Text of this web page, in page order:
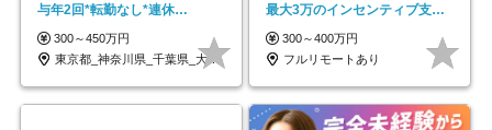
与年2回*転勤なし*連休
OK/ZE010232
300～450万円
東京都_神奈川県_千葉県_大阪府_愛知県…
最大3万のインセンティブ支給/
平均年齢33歳
300～400万円
フルリモートあり